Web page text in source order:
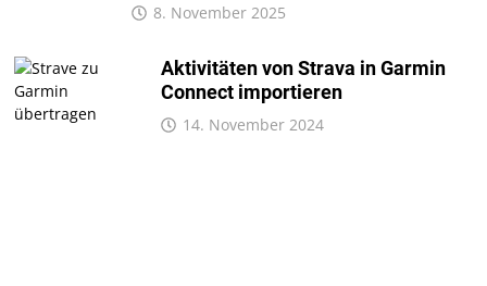
8. November 2025
Aktivitäten von Strava in Garmin
Connect importieren
14. November 2024